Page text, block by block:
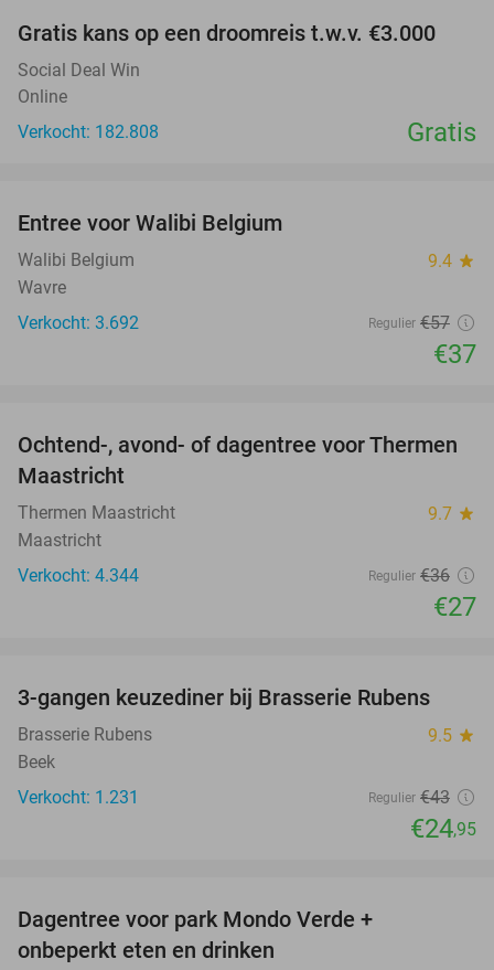
Gratis kans op een droomreis t.w.v. €3.000
Social Deal Win
Online
Verkocht: 182.808
Gratis
Entree voor Walibi Belgium
Walibi Belgium 9.4 star
Wavre
Verkocht: 3.692
Regulier €57
€37
25%
Ochtend-, avond- of dagentree voor Thermen
Maastricht
Thermen Maastricht 9.7 star
Maastricht
Verkocht: 4.344
Regulier €36
€27
42%
3-gangen keuzediner bij Brasserie Rubens
Brasserie Rubens 9.5 star
Beek
Verkocht: 1.231
Regulier €43
€24,95
Dagentree voor park Mondo Verde +
onbeperkt eten en drinken